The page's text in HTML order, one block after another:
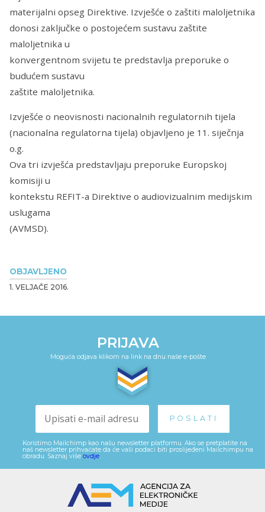
OBJAVLJENO
1. VELJAČE 2016.
materijalni opseg Direktive. Izvješće o zaštiti maloljetnika
donosi zaključke o postojećem sustavu zaštite
maloljetnika u
konvergentnom svijetu te predstavlja preporuke o
budućem sustavu
zaštite maloljetnika.
Izvješće o neovisnosti nacionalnih regulatornih tijela
(nacionalna regulatorna tijela) objavljeno je 11. siječnja
o.g.
Ova tri izvješća predstavljaju preporuke Europskoj
komisiji u
kontekstu REFIT-a Direktive o audiovizualnim medijskim
uslugama
(AVMSD).
PRIJAVA
Moguća odjava klikom na link na dnu naše e-pošte
Koristimo Mailchimp kao našu newsletter platformu. Ako se pretplatite na
naš newsletter prihvaćate da će vaši podaci biti proslijeđeni Mailchimpu na
obradu. Saznaj više ovdje.